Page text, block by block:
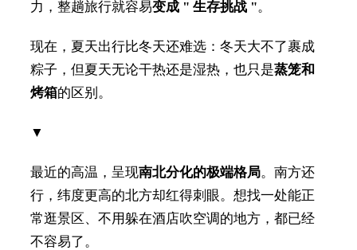
力，整趟旅行就容易变成 " 生存挑战 "。
现在，夏天出行比冬天还难选：冬天大不了裹成
粽子，但夏天无论干热还是湿热，也只是蒸笼和
烤箱的区别。
▼
最近的高温，呈现南北分化的极端格局。南方还
行，纬度更高的北方却红得刺眼。想找一处能正
常逛景区、不用躲在酒店吹空调的地方，都已经
不容易了。